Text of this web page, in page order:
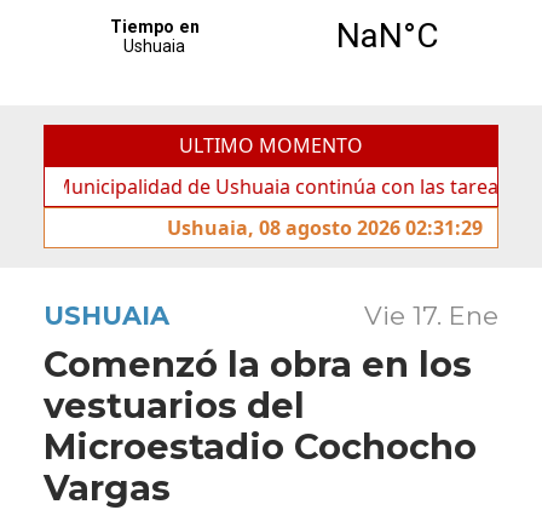
ULTIMO MOMENTO
de Ushuaia continúa con las tareas de
Ushuaia, 08 agosto 2026 02:31:29
USHUAIA Vie 17. Ene
Comenzó la obra en los
vestuarios del
Microestadio Cochocho
Vargas